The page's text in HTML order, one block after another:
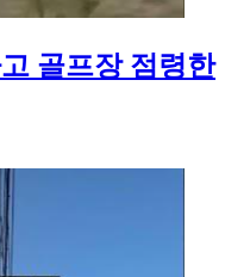
골프장 점령한